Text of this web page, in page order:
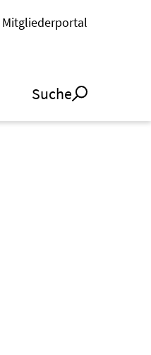
Mitgliederportal
Suche